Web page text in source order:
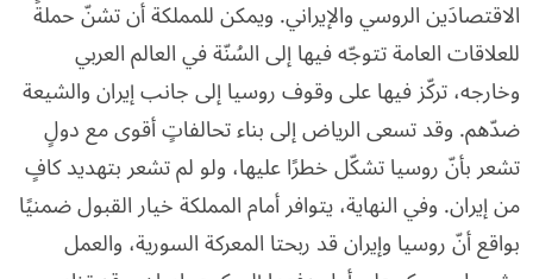
الاقتصادَين الروسي والإيراني. ويمكن للمملكة أن تشنّ حملةً
للعلاقات العامة تتوجّه فيها إلى السُنّة في العالم العربي
وخارجه، تركّز فيها على وقوف روسيا إلى جانب إيران والشيعة
ضدّهم. وقد تسعى الرياض إلى بناء تحالفاتٍ أقوى مع دولٍ
تشعر بأنّ روسيا تشكّل خطرًا عليها، ولو لم تشعر بتهديد كافٍ
من إيران. وفي النهاية، يتوافر أمام المملكة خيار القبول ضمنيًا
بواقع أنّ روسيا وإيران قد ربحتا المعركة السورية، والعمل